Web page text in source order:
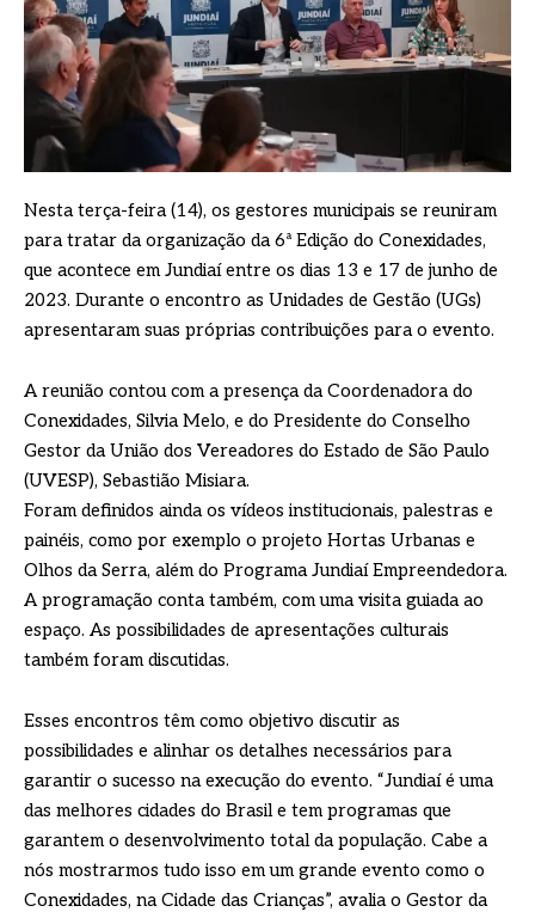
Nesta terça-feira (14), os gestores municipais se reuniram
para tratar da organização da 6ª Edição do Conexidades,
que acontece em Jundiaí entre os dias 13 e 17 de junho de
2023. Durante o encontro as Unidades de Gestão (UGs)
apresentaram suas próprias contribuições para o evento.
A reunião contou com a presença da Coordenadora do
Conexidades, Silvia Melo, e do Presidente do Conselho
Gestor da União dos Vereadores do Estado de São Paulo
(UVESP), Sebastião Misiara.
Foram definidos ainda os vídeos institucionais, palestras e
painéis, como por exemplo o projeto Hortas Urbanas e
Olhos da Serra, além do Programa Jundiaí Empreendedora.
A programação conta também, com uma visita guiada ao
espaço. As possibilidades de apresentações culturais
também foram discutidas.
Esses encontros têm como objetivo discutir as
possibilidades e alinhar os detalhes necessários para
garantir o sucesso na execução do evento. “Jundiaí é uma
das melhores cidades do Brasil e tem programas que
garantem o desenvolvimento total da população. Cabe a
nós mostrarmos tudo isso em um grande evento como o
Conexidades, na Cidade das Crianças”, avalia o Gestor da